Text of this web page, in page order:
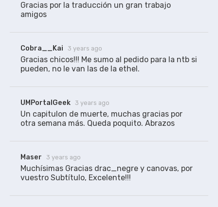
Gracias por la traducción un gran trabajo
amigos
Cobra__Kai 3 years ago
Gracias chicos!!! Me sumo al pedido para la ntb si
pueden, no le van las de la ethel.
UMPortalGeek 3 years ago
Un capitulon de muerte, muchas gracias por
otra semana más. Queda poquito. Abrazos
Maser 3 years ago
Muchísimas Gracias drac_negre y canovas, por
vuestro Subtítulo, Excelente!!!